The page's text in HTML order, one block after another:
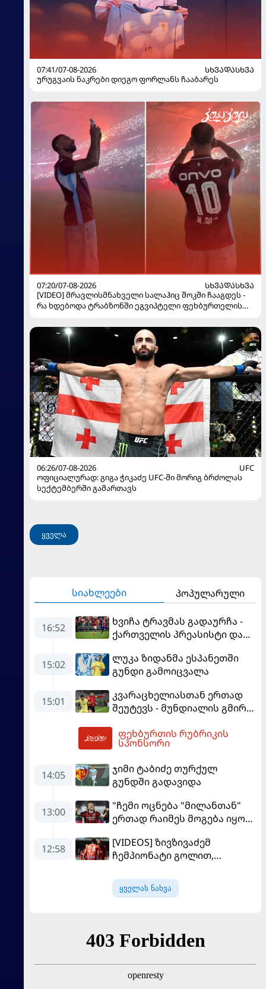
07:41/07-08-2026
ᲡᲮᲕᲐᲓᲐᲡᲮᲕᲐ
ურუგვაის ნაკრები დიეგო ფორლანს ჩააბარეს
07:20/07-08-2026
ᲡᲮᲕᲐᲓᲐᲡᲮᲕᲐ
[VIDEO] მრავლისმნახველი სალაჰიც შოკში ჩააგდეს -
რა ხდებოდა ტრაბზონში ეგვიპტელი ფეხბურთელის
06:26/07-08-2026
UFC
ოფიციალურად: გიგა ჭიკაძე UFC-ში მორიგ ბრძოლას
სექტემბერში გამართავს
ყველა
სიახლეები პოპულარული
16:52
ხვიჩა ტრავმას გადაურჩა -
ქართველის პრეასისტი და
იუნაიტედთან"
15:02
ლუკა ზიდანმა ესპანეთში
გუნდი გამოიცვალა
15:01
კვარაცხელიასთან ერთად
შეუტევს - მუნდიალის გმირი
გახდება
ფეხბურთის რუბრიკის
სპონსორი
14:05
ჯიმი ტაბიძე თურქულ
გუნდში გადავიდა
13:00
"ჩემი ოცნება "მილანთან"
ერთად რაიმეს მოგება იყო" -
თავის მისიაზე ისაუბრა
12:58
[VIDEOS] ზივზივაძემ
ჩემპიონატი გოლით,
გამარჯვებით დაიწყო
ყველას ნახვა